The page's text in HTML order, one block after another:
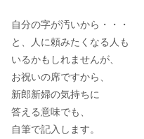
自分の字が汚いから・・・
と、人に頼みたくなる人も
いるかもしれませんが、
お祝いの席ですから、
新郎新婦の気持ちに
答える意味でも、
自筆で記入します。